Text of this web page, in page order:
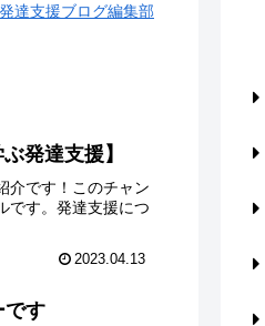
発達支援ブログ編集部
発達支援】
介です！このチャン
です。発達支援につ
2023.04.13
です